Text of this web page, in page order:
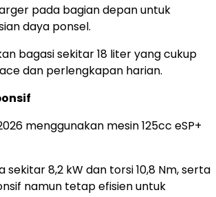
pada bagian depan untuk
daya ponsel.
bagasi sekitar 18 liter yang cukup
dan perlengkapan harian.
menggunakan mesin 125cc eSP+
8,2 kW dan torsi 10,8 Nm, serta
namun tetap efisien untuk